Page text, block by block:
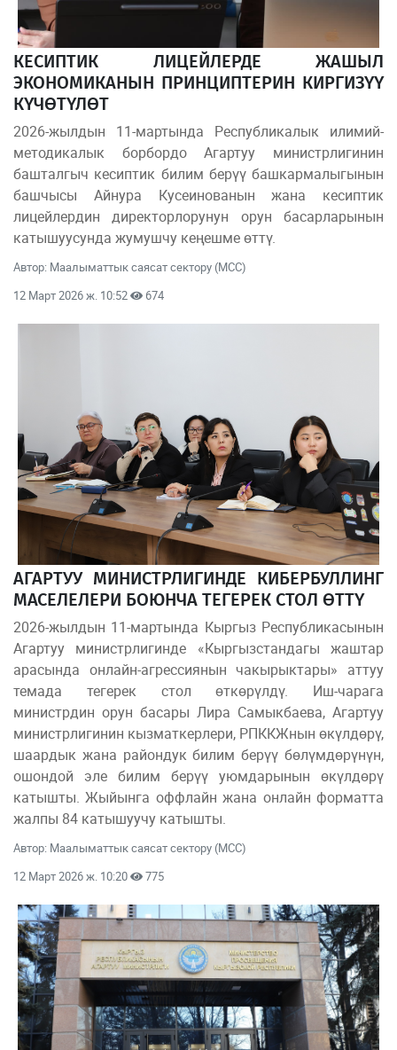
КЕСИПТИК ЛИЦЕЙЛЕРДЕ ЖАШЫЛ
ЭКОНОМИКАНЫН ПРИНЦИПТЕРИН КИРГИЗҮҮ
КҮЧӨТҮЛӨТ
2026-жылдын 11-мартында Республикалык илимий-
методикалык борбордо Агартуу министрлигинин
башталгыч кесиптик билим берүү башкармалыгынын
башчысы Айнура Кусеинованын жана кесиптик
лицейлердин директорлорунун орун басарларынын
катышуусунда жумушчу кеңешме өттү.
Автор: Маалыматтык саясат сектору (МСС)
12 Март 2026 ж. 10:52
674
АГАРТУУ МИНИСТРЛИГИНДЕ КИБЕРБУЛЛИНГ
МАСЕЛЕЛЕРИ БОЮНЧА ТЕГЕРЕК СТОЛ ӨТТҮ
2026-жылдын 11-мартында Кыргыз Республикасынын
Агартуу министрлигинде «Кыргызстандагы жаштар
арасында онлайн-агрессиянын чакырыктары» аттуу
темада тегерек стол өткөрүлдү. Иш-чарага
министрдин орун басары Лира Самыкбаева, Агартуу
министрлигинин кызматкерлери, РПККЖнын өкүлдөрү,
шаардык жана райондук билим берүү бөлүмдөрүнүн,
ошондой эле билим берүү уюмдарынын өкүлдөрү
катышты. Жыйынга оффлайн жана онлайн форматта
жалпы 84 катышуучу катышты.
Автор: Маалыматтык саясат сектору (МСС)
12 Март 2026 ж. 10:20
775